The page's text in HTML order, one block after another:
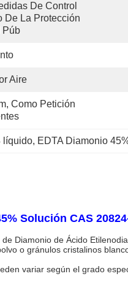
De Control
De La Protección
Púb
Aire
Como Petición
líquido, EDTA Diamonio
Solución CAS
Diamonio de Ácido
o gránulos cristalinos
variar según el grado